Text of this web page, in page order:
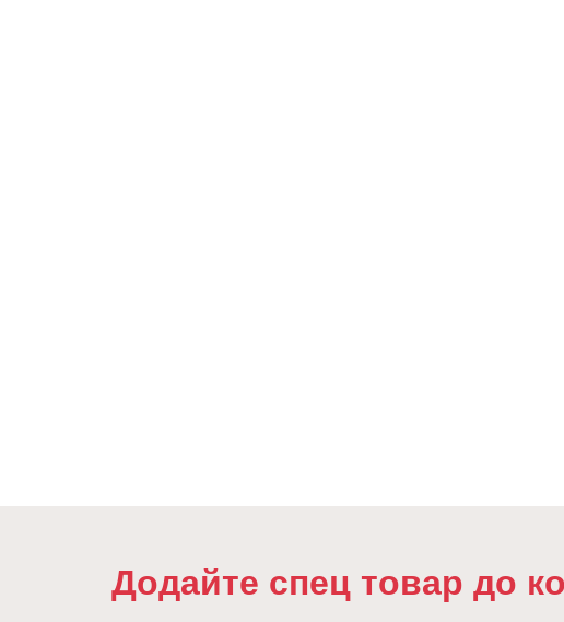
Додайте спец товар до